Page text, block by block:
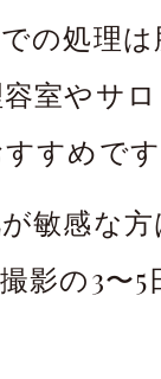
の処理
室やサ
すめで
敏感な
影の3〜